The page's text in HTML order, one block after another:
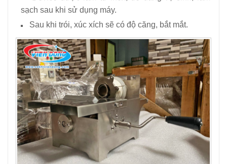
sạch sau khi sử dụng máy.
Sau khi trói, xúc xích sẽ có độ căng, bắt mắt.